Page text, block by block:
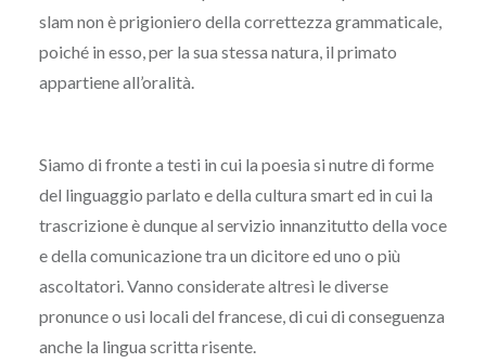
slam non è prigioniero della correttezza grammaticale,
poiché in esso, per la sua stessa natura, il primato
appartiene all’oralità.
Siamo di fronte a testi in cui la poesia si nutre di forme
del linguaggio parlato e della cultura smart ed in cui la
trascrizione è dunque al servizio innanzitutto della voce
e della comunicazione tra un dicitore ed uno o più
ascoltatori. Vanno considerate altresì le diverse
pronunce o usi locali del francese, di cui di conseguenza
anche la lingua scritta risente.